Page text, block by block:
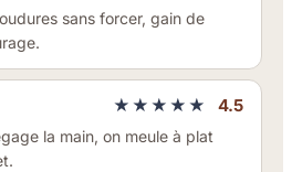
sans forcer, gain de
★★★★★ 4.5
la main, on meule à plat